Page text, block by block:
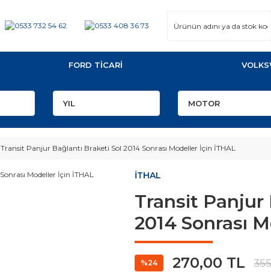
FORD TİCARİ
Transit Panjur Bağlantı Braketi Sol 2014 Sonrası Modeller İçin İTHAL
İTHAL
Transit Panjur
2014 Sonrası
%24 270,00 TL